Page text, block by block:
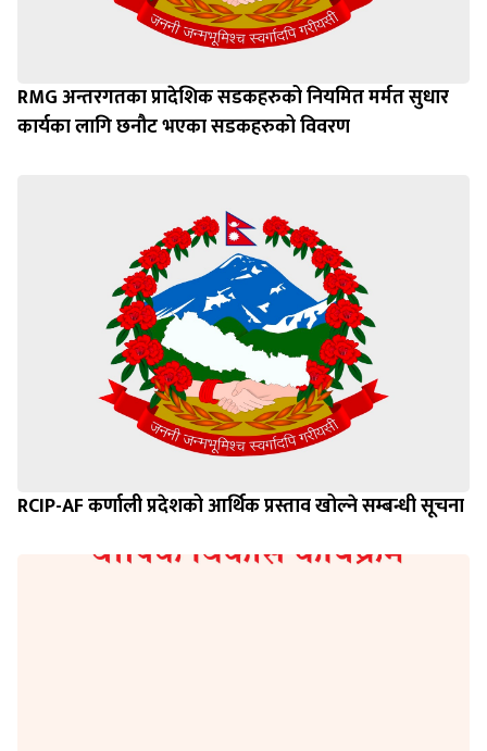
RMG अन्तरगतका प्रादेशिक सडकहरुको नियमित मर्मत सुधार
कार्यका लागि छनौट भएका सडकहरुको विवरण
RCIP-AF कर्णाली प्रदेशको आर्थिक प्रस्ताव खोल्ने सम्बन्धी सूचना